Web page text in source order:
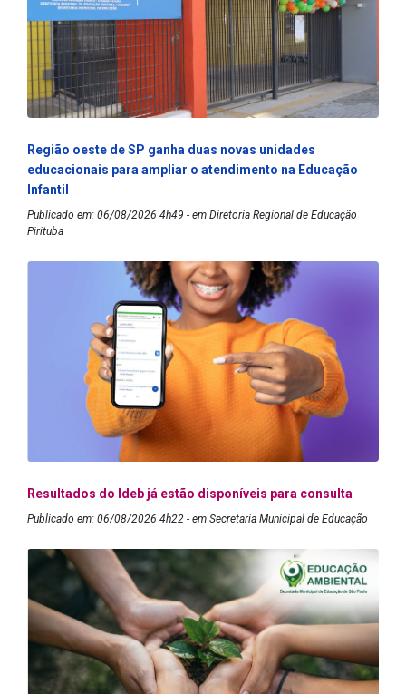
Região oeste de SP ganha duas novas unidades
educacionais para ampliar o atendimento na Educação
Infantil
Publicado em: 06/08/2026 4h49 - em Diretoria Regional de Educação
Pirituba
Resultados do Ideb já estão disponíveis para consulta
Publicado em: 06/08/2026 4h22 - em Secretaria Municipal de Educação